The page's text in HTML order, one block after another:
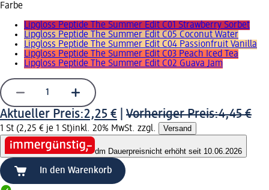
Farbe
Lipgloss Peptide The Summer Edit C01 Strawberry Sorbet
Lipgloss Peptide The Summer Edit C05 Coconut Water
Lipgloss Peptide The Summer Edit C04 Passionfruit Vanilla
Lipgloss Peptide The Summer Edit C03 Peach Iced Tea
Lipgloss Peptide The Summer Edit C02 Guava Jam
Aktueller Preis:2,25 € Vorheriger Preis:4,45 €
1 St (2,25 € je 1 St)inkl. 20% MwSt. zzgl. Versand
dm Dauerpreisnicht erhöht seit 10.06.2026
In den Warenkorb